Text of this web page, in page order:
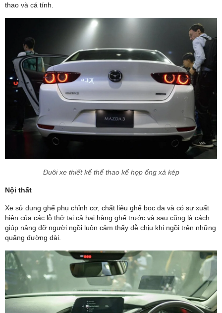
thao và cá tính.
Đuôi xe thiết kế thể thao kế hợp ống xả kép
Nội thất
Xe sử dụng ghế phụ chỉnh cơ, chất liệu ghế bọc da và có sự xuất
hiện của các lỗ thở tại cả hai hàng ghế trước và sau cũng là cách
giúp nâng đỡ người ngồi luôn cảm thấy dễ chịu khi ngồi trên những
quãng đường dài.
Nhận báo giá & Ưu đãi
đến Quý khách ngay!
Họ tên
Điện thoại
Chọn dòng xe quan tâm
ĐĂNG KÝ NGAY